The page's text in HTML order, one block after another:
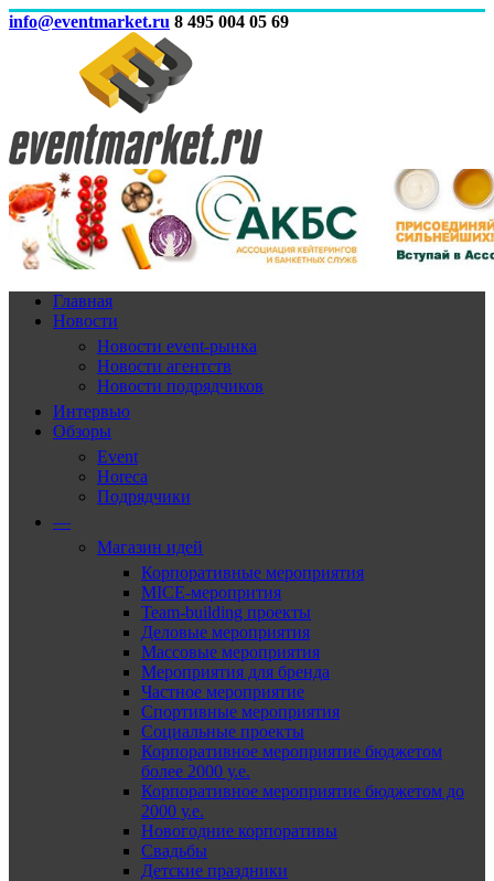
info@eventmarket.ru 8 495 004 05 69
Главная
Новости
Новости event-рынка
Новости агентств
Новости подрядчиков
Интервью
Обзоры
Event
Horeca
Подрядчики
—
Магазин идей
Корпоративные мероприятия
MICE-меропрития
Team-building проекты
Деловые мероприятия
Массовые мероприятия
Мероприятия для бренда
Частное мероприятие
Спортивные мероприятия
Социальные проекты
Корпоративное мероприятие бюджетом
более 2000 у.е.
Корпоративное мероприятие бюджетом до
2000 у.е.
Новогодние корпоративы
Свадьбы
Детские праздники